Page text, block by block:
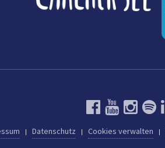
Datenschutz Cookies verwalten